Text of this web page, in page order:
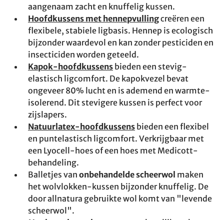
aangenaam zacht en knuffelig kussen.
Hoofdkussens met hennepvullingcreëren een
flexibele, stabiele ligbasis. Hennep is ecologisch
bijzonder waardevol en kan zonder pesticiden en
insecticiden worden geteeld.
Kapok-hoofdkussens bieden een stevig-
elastisch ligcomfort. De kapokvezel bevat
ongeveer 80% lucht en is ademend en warmte-
isolerend. Dit stevigere kussen is perfect voor
zijslapers.
Natuurlatex-hoofdkussens bieden een flexibel
en puntelastisch ligcomfort. Verkrijgbaar met
een Lyocell-hoes of een hoes met Medicott-
behandeling.
Balletjes van onbehandelde scheerwol maken
het wolvlokken-kussen bijzonder knuffelig. De
door allnatura gebruikte wol komt van "levende
scheerwol".